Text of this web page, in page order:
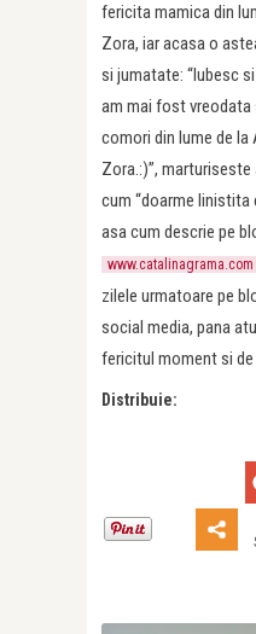
fericita mamica din
Zora, iar acasa o
si jumatate: “Iubesc
am mai fost vreodata
comori din lume de la
Zora.:)”,
cum “doarme linistita
asa cum descrie pe
www.catalinagrama.com
zilele urmatoare pe
social media, pana
fericitul moment si
Distribuie: